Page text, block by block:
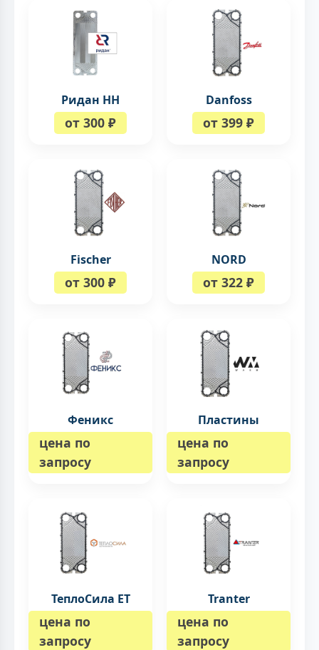
Ридан НН
от 300 ₽
Danfoss
от 399 ₽
Fischer
от 300 ₽
NORD
от 322 ₽
Феникс
цена по
запросу
Пластины
цена по
запросу
ТеплоСила ET
цена по
запросу
Tranter
цена по
запросу